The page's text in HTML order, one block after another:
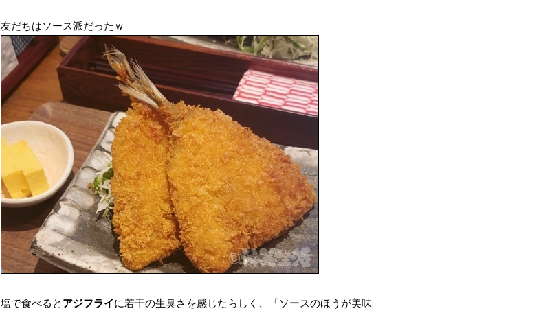
友だちはソース派だったｗ
塩で食べると アジフライに若干の生臭さを感じたらしく、「ソースのほうが美味